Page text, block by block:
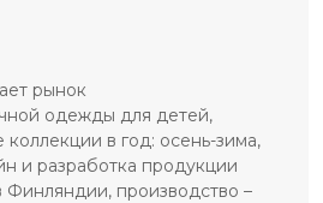
рынок
одежды для детей,
в год: осень-зима,
и разработка продукции
Финляндии, производство –